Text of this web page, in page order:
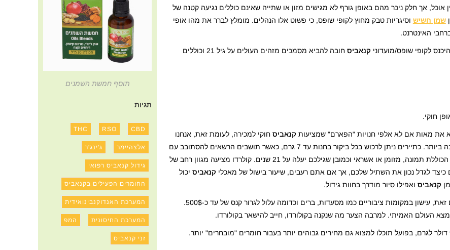
אך חלק ניכר מהם באופן גורף לא מגישים מזון או שתייה שאינם כוללים נגיעה קטנה של
שמן חשיש וסיגריות טבק מחוץ לקופי שופס, כי פשוט אלו הנהלים. מומלץ לברר את מהו אופי
האינטרנט.
לקופי שופס/מועדוני קנאביס
חובה להביא מסמכים מזהים העולים על גיל 21 וכוללים
חוקי.
את מאות אם לא אלפי חנויות "הפארם" שמציעות קנאביס חוקי למכירה, לעומת זאת, אנחנו
ממליצים לשאול מכר או תושב קבע כדי לקבל את ההמלצה הטובה ביותר. כתיירים ניתן לרכוש בכל ביקור בחנות עד 7 גרם, כאשר תושבים הרשאים להסתובב עם
כ-28 גרם בציבור. תהליך הרכישה פשוט וקל, דורש תעודה מזהה הכוללת תמונה, מזומן או אשראי וכמובן שגילכם יעלה על 21 שנים. קולרדו מציעה מגוון רחב של
כיצד לגדל נכון את השתיל שלכם, אך אם אתם רעבים, שיעור בישול של מאכלי קנאביס יכול
קנאביס ואפילו סיור מודרך בחוות גידול.
אומנם חוקי בקולורדו, אבל עם זאת, עישון במקומות ציבוריים כמו מסעדות, ברים וכדומה עלול לגרור קנס של עד כ-500$.
העולם האמיתי. למרבה הצער מה שנקנה בקולורדו, חייב להישאר בקולורדו.
תוסף חמשת השמנים
תגיות
CBD
RSO
THC
אלצהיימר ג'ינג'ר
גידול קנאביס רפואי
החומרים הפעילים בקנאביס
המערכת האנדוקנבינואידית
המערכת החיסונית המפ
זני קנאביס